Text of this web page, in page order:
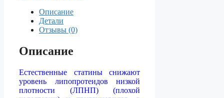
Описание
Детали
Отзывы (0)
Описание
Естественные статины снижают
уровень липопротеидов низкой
плотности (ЛПНП) (плохой